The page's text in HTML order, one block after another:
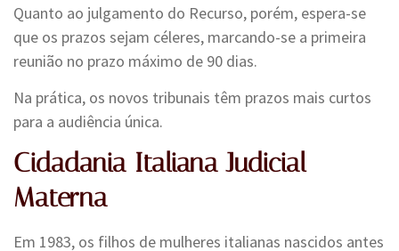
Quanto ao julgamento do Recurso, porém, espera-se
que os prazos sejam céleres, marcando-se a primeira
reunião no prazo máximo de 90 dias.
Na prática, os novos tribunais têm prazos mais curtos
para a audiência única.
Cidadania Italiana Judicial
Materna
Em 1983, os filhos de mulheres italianas nascidos antes